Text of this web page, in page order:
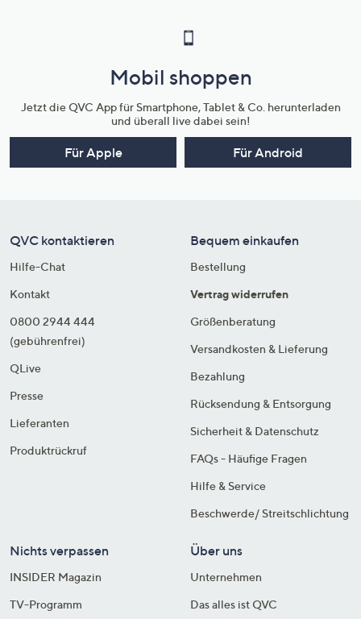
Mobil shoppen
Jetzt die QVC App für Smartphone, Tablet & Co. herunterladen
und überall live dabei sein!
Für Apple Für Android
QVC kontaktieren
Hilfe-Chat
Kontakt
0800 2944 444
(gebührenfrei)
QLive
Presse
Lieferanten
Produktrückruf
Bequem einkaufen
Bestellung
Vertrag widerrufen
Größenberatung
Versandkosten & Lieferung
Bezahlung
Rücksendung & Entsorgung
Sicherheit & Datenschutz
FAQs - Häufige Fragen
Hilfe & Service
Beschwerde/ Streitschlichtung
Nichts verpassen
INSIDER Magazin
TV-Programm
Über uns
Unternehmen
Das alles ist QVC